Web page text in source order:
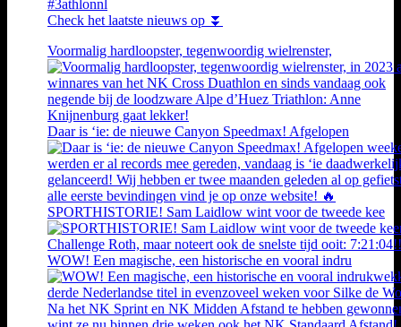
#3athlonnl
Check het laatste nieuws op ⏬
Voormalig hardloopster, tegenwoordig wielrenster,
Daar is ‘ie: de nieuwe Canyon Speedmax! Afgelopen
SPORTHISTORIE! Sam Laidlow wint voor de tweede kee
WOW! Een magische, een historische en vooral indru